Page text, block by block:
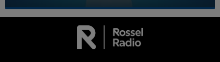
LA TEAM DE L'ÉTÉ